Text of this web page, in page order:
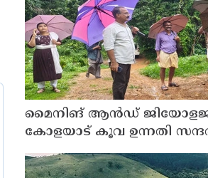
മൈനിങ് ആൻഡ്​
കോളയാട് കൂവ ഉന്നതി